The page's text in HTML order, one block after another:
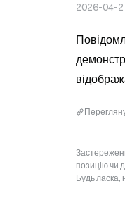
2026-04-
позицію чи
Будь ласка,